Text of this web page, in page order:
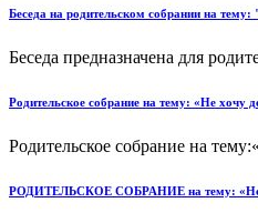
Беседа на родительском собрании на
Беседа предназначена для
Родительское собрание на тему: «Не хочу
Родительское собрание на
РОДИТЕЛЬСКОЕ СОБРАНИЕ на тему: «Не